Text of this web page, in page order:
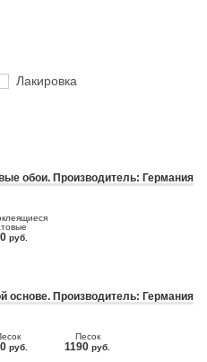
Лакировка
обои. Производитель: Германия
руб.
основе. Производитель: Германия
руб.
Песок
1190 руб.